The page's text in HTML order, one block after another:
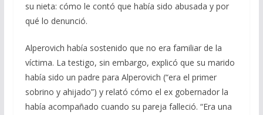
su nieta: cómo le contó que había sido abusada y por
qué lo denunció.
Alperovich había sostenido que no era familiar de la
víctima. La testigo, sin embargo, explicó que su marido
había sido un padre para Alperovich (“era el primer
sobrino y ahijado”) y relató cómo el ex gobernador la
había acompañado cuando su pareja falleció. “Era una